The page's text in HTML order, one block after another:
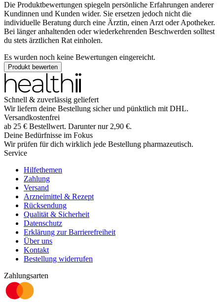
Die Produktbewertungen spiegeln persönliche Erfahrungen anderer
Kundinnen und Kunden wider. Sie ersetzen jedoch nicht die
individuelle Beratung durch eine Ärztin, einen Arzt oder Apotheker.
Bei länger anhaltenden oder wiederkehrenden Beschwerden solltest
du stets ärztlichen Rat einholen.
Es wurden noch keine Bewertungen eingereicht.
Produkt bewerten
Schnell & zuverlässig geliefert
Wir liefern deine Bestellung sicher und pünktlich mit DHL.
Versandkostenfrei
ab 25 € Bestellwert. Darunter nur 2,90 €.
Deine Bedürfnisse im Fokus
Wir prüfen für dich wirklich jede Bestellung pharmazeutisch.
Service
Hilfethemen
Zahlung
Versand
Arzneimittel & Rezept
Rücksendung
Qualität & Sicherheit
Datenschutz
Erklärung zur Barrierefreiheit
Über uns
Kontakt
Bestellung widerrufen
Zahlungsarten